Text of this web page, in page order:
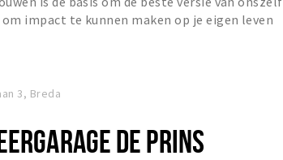
impact te kunnen maken op je eigen leven
3, Breda
DE PRINS